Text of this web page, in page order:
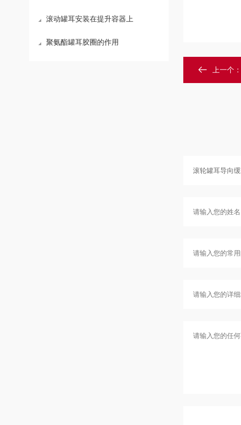
滚动罐耳安装在提升容器上
聚氨酯罐耳胶圈的作用
上一个：